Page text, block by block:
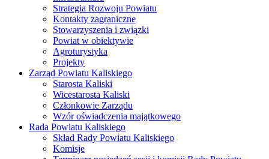
Strategia Rozwoju Powiatu
Kontakty zagraniczne
Stowarzyszenia i związki
Powiat w obiektywie
Agroturystyka
Projekty
Zarząd Powiatu Kaliskiego
Starosta Kaliski
Wicestarosta Kaliski
Członkowie Zarządu
Wzór oświadczenia majątkowego
Rada Powiatu Kaliskiego
Skład Rady Powiatu Kaliskiego
Komisje